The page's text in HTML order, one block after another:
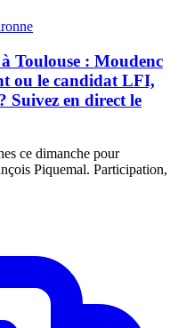
Toulouse : Moudenc
ou le candidat LFI,
Suivez en direct le
ce dimanche pour
Piquemal. Participation,